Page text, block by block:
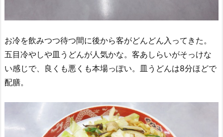
お冷を飲みつつ待つ間に後から客がどんどん入ってきた。
五目冷やしや皿うどんが人気かな。客あしらいがそっけな
い感じで、良くも悪くも本場っぽい。皿うどんは8分ほどで
配膳。